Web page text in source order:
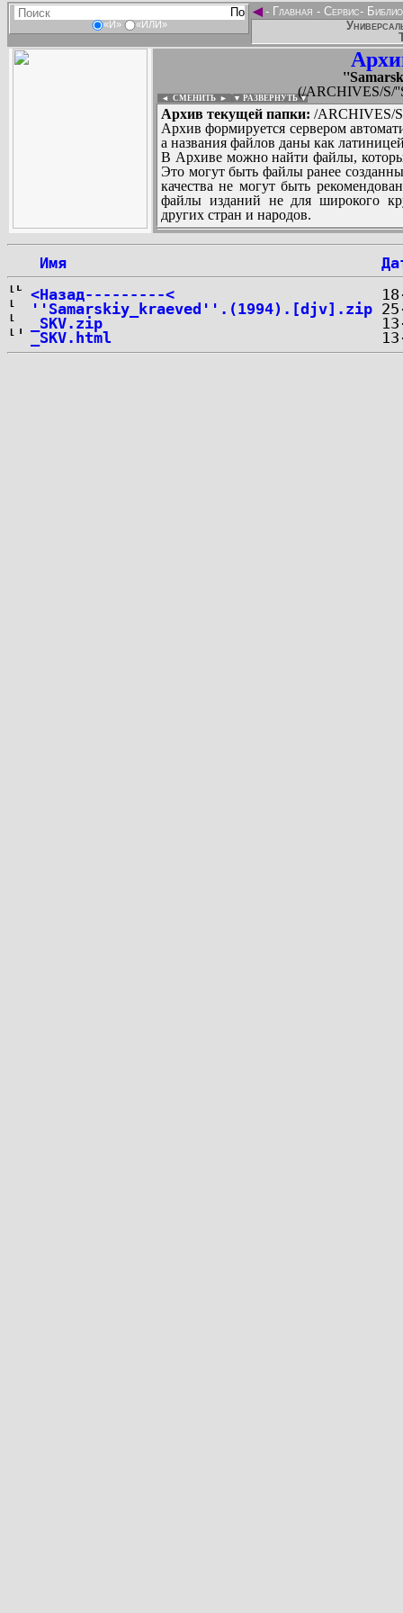
«И» «ИЛИ»
◄- Главная - Сервис-
(/ARCHIVES/S/
◄ СМЕНИТЬ ► ▼ РАЗВЕРНУТЬ ▼
Архив текущей папки: /ARCHIVES/
Архив формируется сервером
а названия файлов даны как
В Архиве можно найти файлы,
Это могут быть файлы ранее
качества не могут быть
файлы изданий не для широкого
других стран и народов.
Имя
<Назад---------<
''Samarskiy_kraeved''.(1994).[djv].zip
_SKV.zip
_SKV.html